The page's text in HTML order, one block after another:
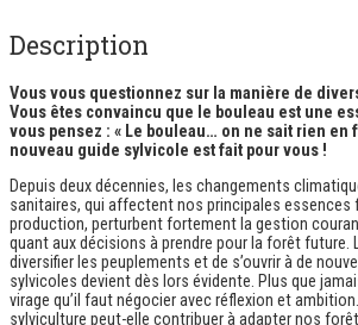
l
v
i
c
u
l
t
u
r
e
d
u
b
Description
Vous vous questionnez sur la manière de
Vous êtes convaincu que le bouleau est une
vous pensez : « Le bouleau… on ne sait rien en
nouveau guide sylvicole est fait pour vous !
Depuis deux décennies, les changements
sanitaires, qui affectent nos principales essences
production, perturbent fortement la gestion
quant aux décisions à prendre pour la forêt future.
diversifier les peuplements et de s’ouvrir à de
sylvicoles devient dès lors évidente. Plus que
virage qu’il faut négocier avec réflexion et
sylviculture peut-elle contribuer à adapter nos